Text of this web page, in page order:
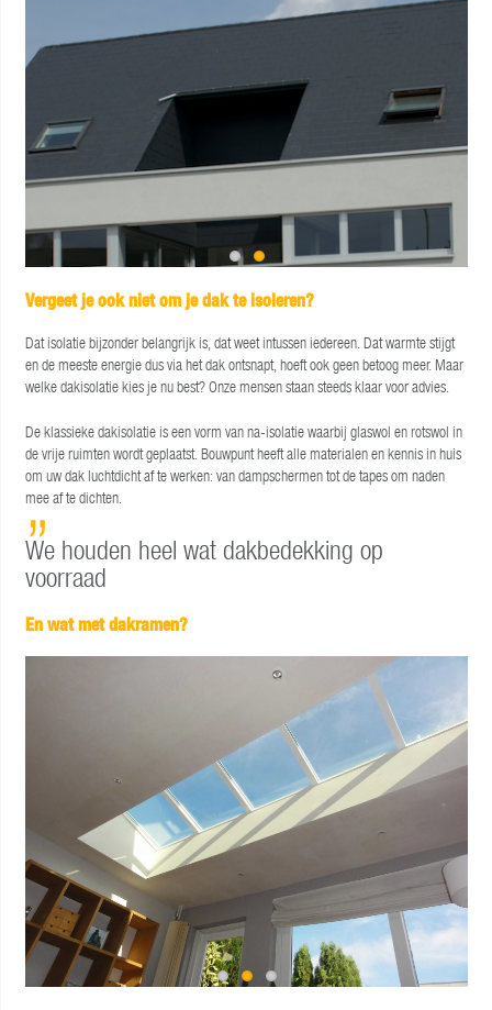
Vergeet je ook niet om je dak te isoleren?
Dat isolatie bijzonder belangrijk is, dat weet intussen iedereen. Dat warmte stijgt
en de meeste energie dus via het dak ontsnapt, hoeft ook geen betoog meer. Maar
welke dakisolatie kies je nu best? Onze mensen staan steeds klaar voor advies.
De klassieke dakisolatie is een vorm van na-isolatie waarbij glaswol en rotswol in
de vrije ruimten wordt geplaatst. Bouwpunt heeft alle materialen en kennis in huis
om uw dak luchtdicht af te werken: van dampschermen tot de tapes om naden
mee af te dichten.
We houden heel wat dakbedekking op
voorraad
En wat met dakramen?